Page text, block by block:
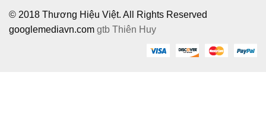
© 2018 Thương Hiệu Việt. All Rights Reserved
googlemediavn.com gtb Thiên Huy